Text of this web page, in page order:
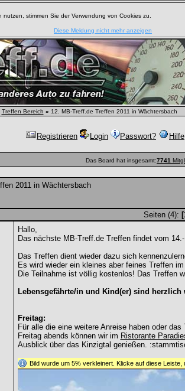
stimmen Sie der Verwendung von Cookies zu.
Diese Meldung nicht mehr anzeigen
Treffen Bereich » 12. MB-Treff.de Treffen 2011 in Wächtersbach
Registrieren Login Passwort? Hilfe
Das Board hat insgesamt:7741
2011 in Wächtersbach
Seiten (4):
Hallo,
Das nächste MB-Treff.de Treffen findet vom
Das Treffen dient wieder dazu sich
Es wird wieder ein kleines aber feines Treffen
Die Teilnahme ist völlig kostenlos! Das Treffen
Lebensgefährte/in und Kind(er) sind herzlich
Freitag:
Für alle die eine weitere Anreise haben oder
Freitag abends können wir im Ristorante
Ausblick über das Kinzigtal genießen.
Bild wurde um 5% verkleinert. Klicke auf diese